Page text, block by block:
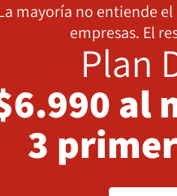
mayoría no entiende
empresas. El
Plan
al
3